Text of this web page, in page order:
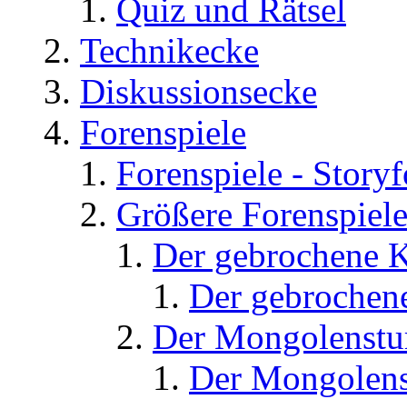
Quiz und Rätsel
Technikecke
Diskussionsecke
Forenspiele
Forenspiele -
Größere Forenspiele
Der gebrochene
Der
Der
Der